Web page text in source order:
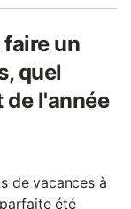
un
quel
l'année
de vacances à
été